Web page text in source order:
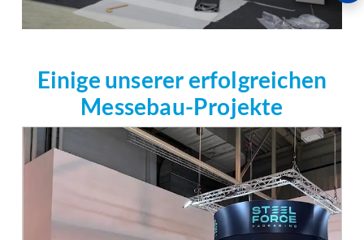
Einige unserer erfolgreichen
Messebau-Projekte